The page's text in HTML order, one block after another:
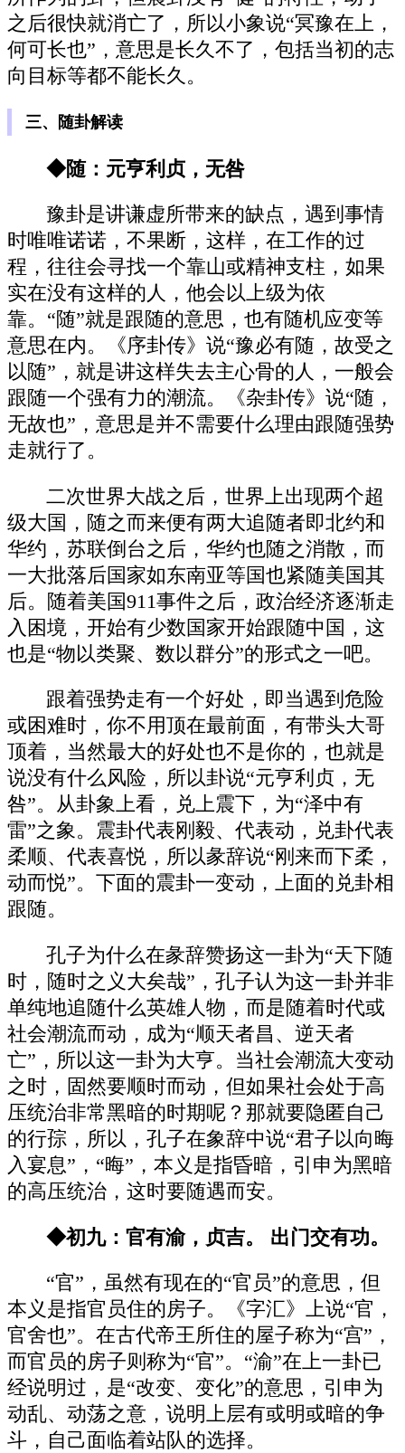
之后很快就消亡了，所以小象说“冥豫在上，
何可长也”，意思是长久不了，包括当初的志
向目标等都不能长久。
三、随卦解读
◆随：元亨利贞，无咎
豫卦是讲谦虚所带来的缺点，遇到事情
时唯唯诺诺，不果断，这样，在工作的过
程，往往会寻找一个靠山或精神支柱，如果
实在没有这样的人，他会以上级为依
靠。“随”就是跟随的意思，也有随机应变等
意思在内。《序卦传》说“豫必有随，故受之
以随”，就是讲这样失去主心骨的人，一般会
跟随一个强有力的潮流。《杂卦传》说“随，
无故也”，意思是并不需要什么理由跟随强势
走就行了。
二次世界大战之后，世界上出现两个超
级大国，随之而来便有两大追随者即北约和
华约，苏联倒台之后，华约也随之消散，而
一大批落后国家如东南亚等国也紧随美国其
后。随着美国911事件之后，政治经济逐渐走
入困境，开始有少数国家开始跟随中国，这
也是“物以类聚、数以群分”的形式之一吧。
跟着强势走有一个好处，即当遇到危险
或困难时，你不用顶在最前面，有带头大哥
顶着，当然最大的好处也不是你的，也就是
说没有什么风险，所以卦说“元亨利贞，无
咎”。从卦象上看，兑上震下，为“泽中有
雷”之象。震卦代表刚毅、代表动，兑卦代表
柔顺、代表喜悦，所以彖辞说“刚来而下柔，
动而悦”。下面的震卦一变动，上面的兑卦相
跟随。
孔子为什么在彖辞赞扬这一卦为“天下随
时，随时之义大矣哉”，孔子认为这一卦并非
单纯地追随什么英雄人物，而是随着时代或
社会潮流而动，成为“顺天者昌、逆天者
亡”，所以这一卦为大亨。当社会潮流大变动
之时，固然要顺时而动，但如果社会处于高
压统治非常黑暗的时期呢？那就要隐匿自己
的行孮，所以，孔子在象辞中说“君子以向晦
入宴息”，“晦”，本义是指昏暗，引申为黑暗
的高压统治，这时要随遇而安。
◆初九：官有渝，贞吉。 出门交有功。
“官”，虽然有现在的“官员”的意思，但
本义是指官员住的房子。《字汇》上说“官，
官舍也”。在古代帝王所住的屋子称为“宫”，
而官员的房子则称为“官”。“渝”在上一卦已
经说明过，是“改变、变化”的意思，引申为
动乱、动荡之意，说明上层有或明或暗的争
斗，自己面临着站队的选择。